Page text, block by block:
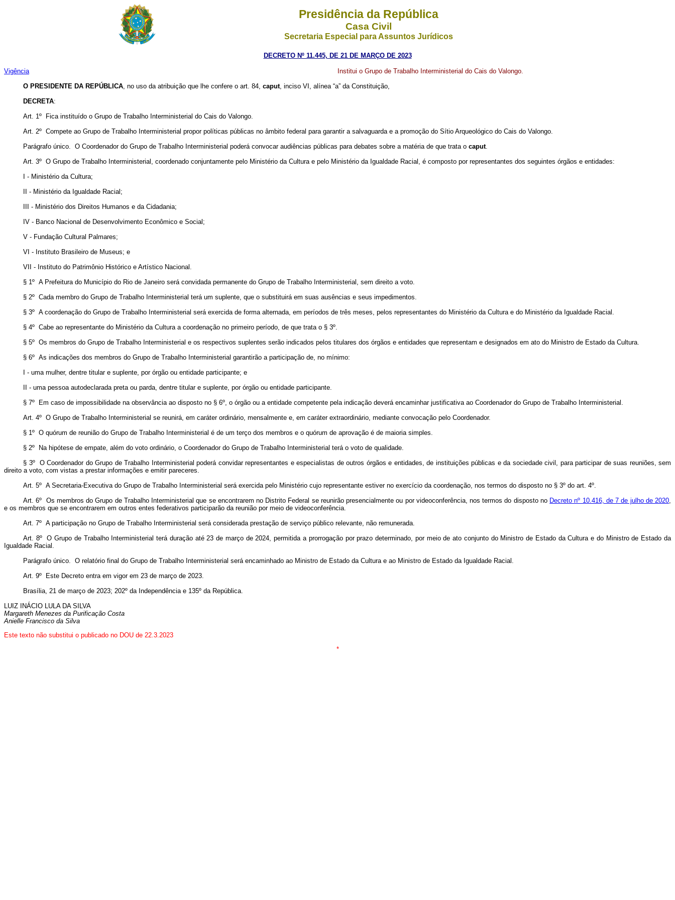
Presidência da República
Casa Civil
Secretaria Especial para Assuntos Jurídicos
DECRETO Nº 11.445, DE 21 DE MARÇO DE 2023
Vigência
Institui o Grupo de Trabalho Interministerial do Cais do Valongo.
O PRESIDENTE DA REPÚBLICA, no uso da atribuição que lhe confere o art. 84, caput, inciso VI, alínea “a” da Constituição,
DECRETA:
Art. 1º Fica instituído o Grupo de Trabalho Interministerial do Cais do Valongo.
Art. 2º Compete ao Grupo de Trabalho Interministerial propor políticas públicas no âmbito federal para garantir a salvaguarda e a promoção do Sítio Arqueológico do Cais do Valongo.
Parágrafo único. O Coordenador do Grupo de Trabalho Interministerial poderá convocar audiências públicas para debates sobre a matéria de que trata o caput.
Art. 3º O Grupo de Trabalho Interministerial, coordenado conjuntamente pelo Ministério da Cultura e pelo Ministério da Igualdade Racial, é composto por representantes dos seguintes órgãos e entidades:
I - Ministério da Cultura;
II - Ministério da Igualdade Racial;
III - Ministério dos Direitos Humanos e da Cidadania;
IV - Banco Nacional de Desenvolvimento Econômico e Social;
V - Fundação Cultural Palmares;
VI - Instituto Brasileiro de Museus; e
VII - Instituto do Patrimônio Histórico e Artístico Nacional.
§ 1º A Prefeitura do Município do Rio de Janeiro será convidada permanente do Grupo de Trabalho Interministerial, sem direito a voto.
§ 2º Cada membro do Grupo de Trabalho Interministerial terá um suplente, que o substituirá em suas ausências e seus impedimentos.
§ 3º A coordenação do Grupo de Trabalho Interministerial será exercida de forma alternada, em períodos de três meses, pelos representantes do Ministério da Cultura e do Ministério da Igualdade Racial.
§ 4º Cabe ao representante do Ministério da Cultura a coordenação no primeiro período, de que trata o § 3º.
§ 5º Os membros do Grupo de Trabalho Interministerial e os respectivos suplentes serão indicados pelos titulares dos órgãos e entidades que representam e designados em ato do Ministro de Estado da Cultura.
§ 6º As indicações dos membros do Grupo de Trabalho Interministerial garantirão a participação de, no mínimo:
I - uma mulher, dentre titular e suplente, por órgão ou entidade participante; e
II - uma pessoa autodeclarada preta ou parda, dentre titular e suplente, por órgão ou entidade participante.
§ 7º Em caso de impossibilidade na observância ao disposto no § 6º, o órgão ou a entidade competente pela indicação deverá encaminhar justificativa ao Coordenador do Grupo de Trabalho Interministerial.
Art. 4º O Grupo de Trabalho Interministerial se reunirá, em caráter ordinário, mensalmente e, em caráter extraordinário, mediante convocação pelo Coordenador.
§ 1º O quórum de reunião do Grupo de Trabalho Interministerial é de um terço dos membros e o quórum de aprovação é de maioria simples.
§ 2º Na hipótese de empate, além do voto ordinário, o Coordenador do Grupo de Trabalho Interministerial terá o voto de qualidade.
§ 3º O Coordenador do Grupo de Trabalho Interministerial poderá convidar representantes e especialistas de outros órgãos e entidades, de instituições públicas e da sociedade civil, para participar de suas reuniões, sem
direito a voto, com vistas a prestar informações e emitir pareceres.
Art. 5º A Secretaria-Executiva do Grupo de Trabalho Interministerial será exercida pelo Ministério cujo representante estiver no exercício da coordenação, nos termos do disposto no § 3º do art. 4º.
Art. 6º Os membros do Grupo de Trabalho Interministerial que se encontrarem no Distrito Federal se reunirão presencialmente ou por videoconferência, nos termos do disposto no Decreto nº 10.416, de 7 de julho de 2020,
e os membros que se encontrarem em outros entes federativos participarão da reunião por meio de videoconferência.
Art. 7º A participação no Grupo de Trabalho Interministerial será considerada prestação de serviço público relevante, não remunerada.
Art. 8º O Grupo de Trabalho Interministerial terá duração até 23 de março de 2024, permitida a prorrogação por prazo determinado, por meio de ato conjunto do Ministro de Estado da Cultura e do Ministro de Estado da
Igualdade Racial.
Parágrafo único. O relatório final do Grupo de Trabalho Interministerial será encaminhado ao Ministro de Estado da Cultura e ao Ministro de Estado da Igualdade Racial.
Art. 9º Este Decreto entra em vigor em 23 de março de 2023.
Brasília, 21 de março de 2023; 202º da Independência e 135º da República.
LUIZ INÁCIO LULA DA SILVA
Margareth Menezes da Purificação Costa
Anielle Francisco da Silva
Este texto não substitui o publicado no DOU de 22.3.2023
*